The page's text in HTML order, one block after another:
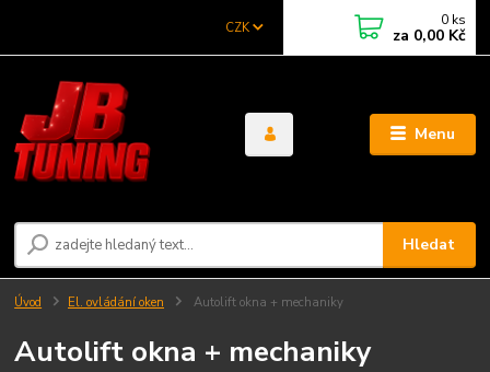
Menu
CZK
Hledat
0 ks
za 0,00 Kč
Úvod El. ovládání oken Autolift okna + mechaniky
Autolift okna + mechaniky